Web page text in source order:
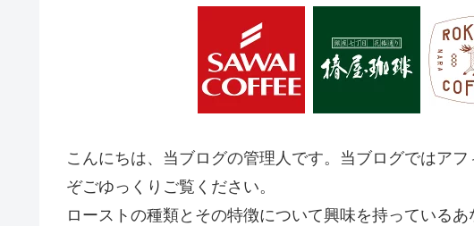
こんにちは、当ブログの管理人です。当ブログではア
ぞごゆっくりご覧ください。
ローストの種類とその特徴について興味を持っている